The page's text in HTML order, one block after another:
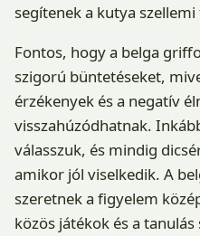
segítenek a kutya
Fontos, hogy a belga
szigorú büntetéseket,
érzékenyek és a negatív
visszahúzódhatnak.
válasszuk, és mindig
amikor jól viselkedik. A
szeretnek a figyelem
közös játékok és a